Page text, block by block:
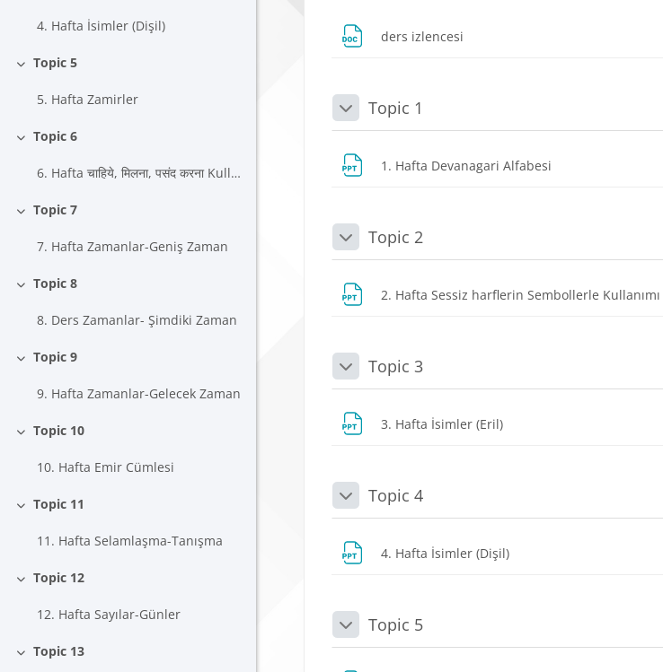
4. Hafta İsimler (Dişil)
Daralt
Topic 5
5. Hafta Zamirler
Daralt
Topic 6
6. Hafta चाहिये, मिलना, पसंद करना Kullanımları
Daralt
Topic 7
7. Hafta Zamanlar-Geniş Zaman
Daralt
Topic 8
8. Ders Zamanlar- Şimdiki Zaman
Daralt
Topic 9
9. Hafta Zamanlar-Gelecek Zaman
Daralt
Topic 10
10. Hafta Emir Cümlesi
Daralt
Topic 11
11. Hafta Selamlaşma-Tanışma
Daralt
Topic 12
12. Hafta Sayılar-Günler
Daralt
Topic 13
ders izlencesi
DaraltTopic 1
1. Hafta Devanagari Alfabesi
DaraltTopic 2
2. Hafta Sessiz harflerin Sembollerle Kullanımı
DaraltTopic 3
3. Hafta İsimler (Eril)
DaraltTopic 4
4. Hafta İsimler (Dişil)
DaraltTopic 5